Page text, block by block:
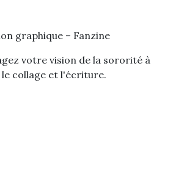
graphique – Fanzine
votre vision de la sororité à
collage et l'écriture.